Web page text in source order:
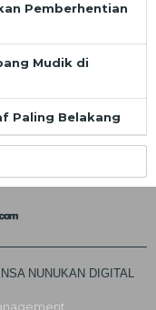
Pemberhentian
Mudik di
Paling Belakang
NUNUKAN DIGITAL